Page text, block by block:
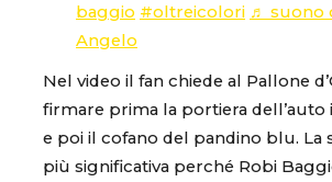
baggio #oltreicolori ♬ suono
Angelo
Nel video il fan chiede al Pallone
firmare prima la portiera dell’auto
e poi il cofano del pandino blu. La
più significativa perché Robi